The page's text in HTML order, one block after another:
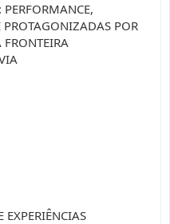
POR
EXPERIÊNCIAS